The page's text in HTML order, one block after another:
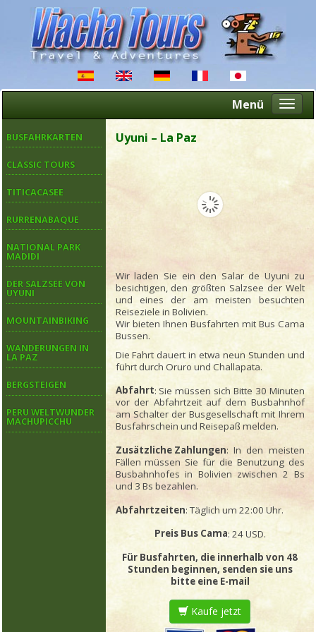
Menü
BUSFAHRKARTEN
CLASSIC TOURS
TITICACASEE
RURRENABAQUE
NATIONAL PARK
MADIDI
DER SALZSEE VON
UYUNI
MOUNTAINBIKING
WANDERUNGEN IN
LA PAZ
BERGSTEIGEN
PERU WELTWUNDER
MACHUPICCHU
Uyuni – La Paz
Wir laden Sie ein den Salar de Uyuni zu
besichtigen, den größten Salzsee der Welt
und eines der am meisten besuchten
Reiseziele in Bolivien.
Wir bieten Ihnen Busfahrten mit Bus Cama
Bussen.
Die Fahrt dauert in etwa neun Stunden und
führt durch Oruro und Challapata.
Abfahrt: Sie müssen sich Bitte 30 Minuten
vor der Abfahrtzeit auf dem Busbahnhof
am Schalter der Busgesellschaft mit Ihrem
Busfahrschein und Reisepaß melden.
Zusätzliche Zahlungen: In den meisten
Fällen müssen Sie für die Benutzung des
Busbahnhofes in Bolivien zwischen 2 Bs
und 3 Bs bezahlen.
Abfahrtzeiten: Täglich um 22:00 Uhr.
Preis Bus Cama: 24 USD.
Für Busfahrten, die innerhalb von 48
Stunden beginnen, senden sie uns
bitte eine E-mail
Kaufe jetzt